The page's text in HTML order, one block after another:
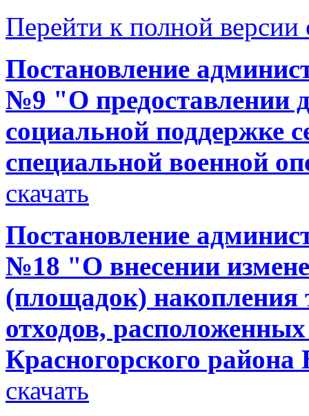
Перейти к полной версии
Постановление
№9 "О предоставлении
социальной поддержке
специальной военной
скачать
Постановление
№18 "О внесении
(площадок)
отходов,
Красногорского
скачать